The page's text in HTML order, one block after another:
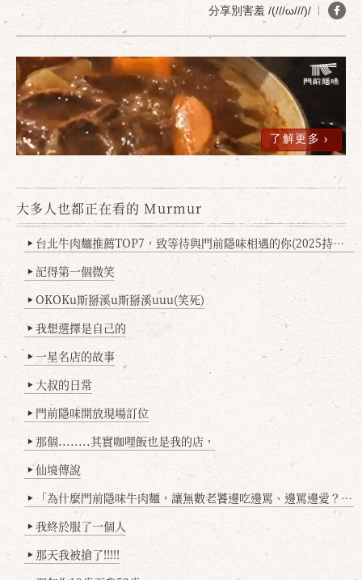
分享別害羞 /(///ω///)/
了解更多
大多人也都正在看的 Murmur
▶ 台北牛肉麵推薦TOP7，致等待與門前隱味相遇的你(2025持續更新
▶ 記得第一個微笑
▶ OKOKu斯掰溪u斯掰溪uuu(笑死)
▶ 我想選擇是自己的
▶ 一星名店的故事
▶ 大叔的日常
▶ 門前隱味開放現場訂位
▶ 那個........其實咖哩飯也是我的店，
▶ 仙境傳說
▶ 「為什麼門前隱味牛肉麵，讓無數老饕邊吃邊罵、邊罵邊愛？小辣雞揭密！」
▶ 我終於服了一個人
▶ 那天我被搶了!!!!!